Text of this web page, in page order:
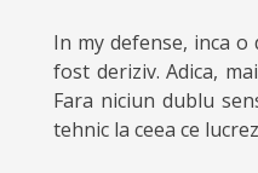
In my defense, inca
fost deriziv. Adica,
Fara niciun dublu
tehnic la ceea ce